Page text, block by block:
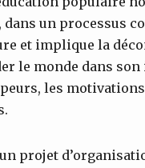
un processus
et implique la
le monde dans
les
projet